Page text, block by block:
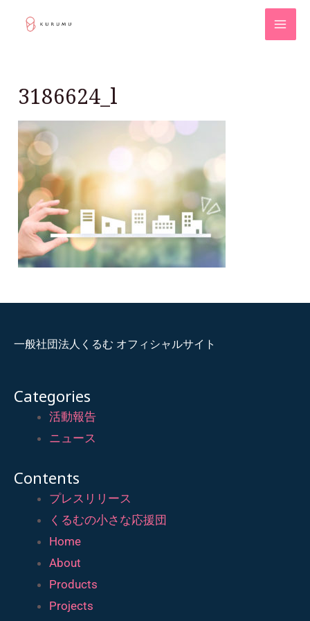
3186624_l
一般社団法人くるむ オフィシャルサイト
Categories
活動報告
ニュース
Contents
プレスリリース
くるむの小さな応援団
Home
About
Products
Projects